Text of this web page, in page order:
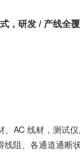
，研发 / 产线全
、AC 线材，测试
线阻、各通道通断